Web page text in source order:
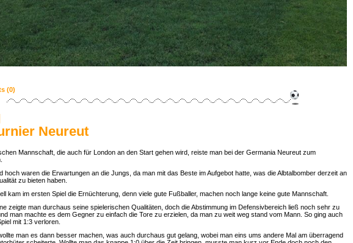
(0)
Neureut
Mannschaft, die auch für London an den Start gehen wird, reiste man bei der Germania Neureut zum
hoch waren die Erwartungen an die Jungs, da man mit das Beste im Aufgebot hatte, was die Albtalbomber derzeit an
zu bieten haben.
kam im ersten Spiel die Ernüchterung, denn viele gute Fußballer, machen noch lange keine gute Mannschaft.
zeigte man durchaus seine spielerischen Qualitäten, doch die Abstimmung im Defensivbereich ließ noch sehr zu
man machte es dem Gegner zu einfach die Tore zu erzielen, da man zu weit weg stand vom Mann. So ging auch
mit 1:3 verloren.
man es dann besser machen, was auch durchaus gut gelang, wobei man eins ums andere Mal am überragend